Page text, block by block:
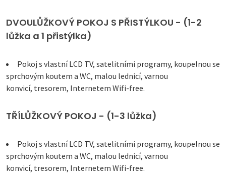
DVOULŮŽKOVÝ POKOJ S PŘISTÝLKOU - (1-2
lůžka a 1 přistýlka)
Pokoj s vlastní LCD TV, satelitními programy, koupelnou se
sprchovým koutem a WC, malou lednicí, varnou
konvicí, tresorem, Internetem Wifi-free.
TŘÍLŮŽKOVÝ POKOJ - (1-3 lůžka)
Pokoj s vlastní LCD TV, satelitními programy, koupelnou se
sprchovým koutem a WC, malou lednicí, varnou
konvicí, tresorem, Internetem Wifi-free.